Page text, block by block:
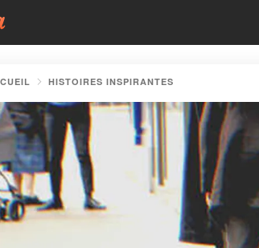
HISTOIRES INSPIRANTES